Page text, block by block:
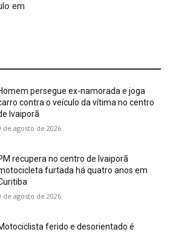
em
persegue ex-namorada e joga
contra o veículo da vítima no centro
Ivaiporã
de agosto de 2026
recupera no centro de Ivaiporã
furtada há quatro anos em
de agosto de 2026
ferido e desorientado é